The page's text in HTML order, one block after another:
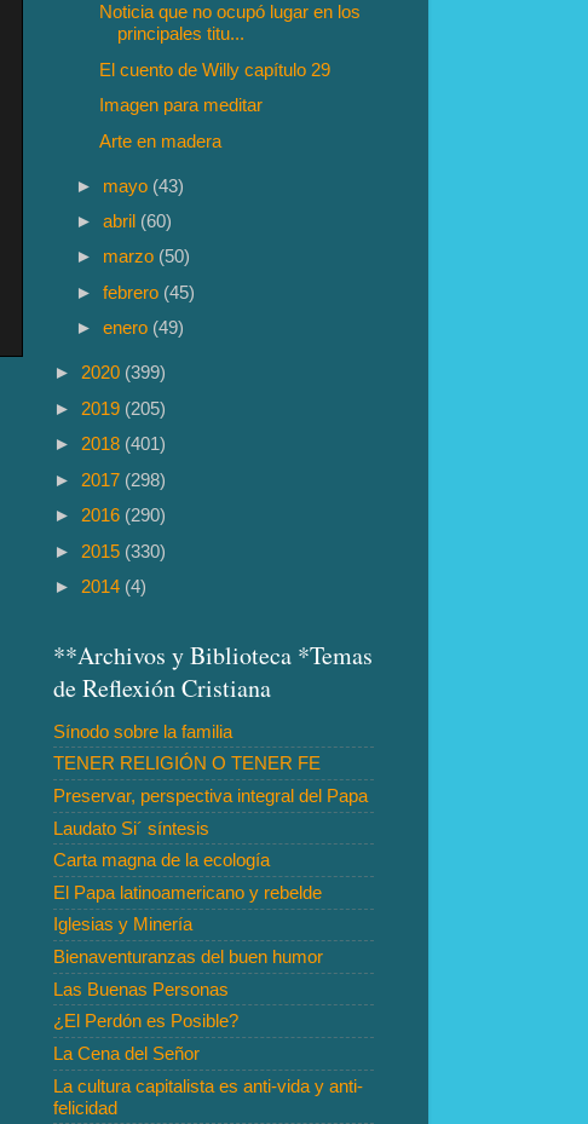
Noticia que no ocupó lugar en los
principales titu...
El cuento de Willy capítulo 29
Imagen para meditar
Arte en madera
► mayo (43)
►abril (60)
► marzo (50)
►febrero (45)
►enero (49)
► 2020 (399)
► 2019 (205)
► 2018 (401)
► 2017 (298)
► 2016 (290)
► 2015 (330)
► 2014 (4)
**Archivos y Biblioteca *Temas
de Reflexión Cristiana
Sínodo sobre la familia
TENER RELIGIÓN O TENER FE
Preservar, perspectiva integral del Papa
Laudato Si´ síntesis
Carta magna de la ecología
El Papa latinoamericano y rebelde
Iglesias y Minería
Bienaventuranzas del buen humor
Las Buenas Personas
¿El Perdón es Posible?
La Cena del Señor
La cultura capitalista es anti-vida y anti-
felicidad